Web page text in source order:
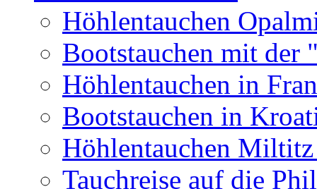
Höhlentauchen
Bootstauchen mit
Höhlentauchen in
Bootstauchen in
Höhlentauchen
Tauchreise auf die